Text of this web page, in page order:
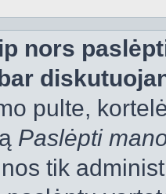
nors
pulte,
Paslėpti
tik